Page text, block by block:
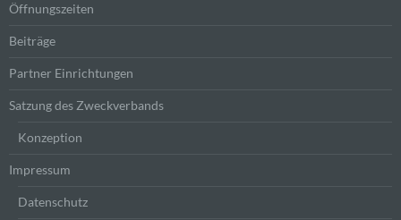
Öffnungszeiten
Beiträge
Partner Einrichtungen
Satzung des Zweckverbands
Konzeption
Impressum
Datenschutz
Zusammenhang mit personenbezogenen Daten
das Ordnen, die Speicherung, die Anpassung oder
Verwendung, die Offenlegung durch Übermittlung,
Bereitstellung, den Abgleich oder die
oder die Vernichtung.